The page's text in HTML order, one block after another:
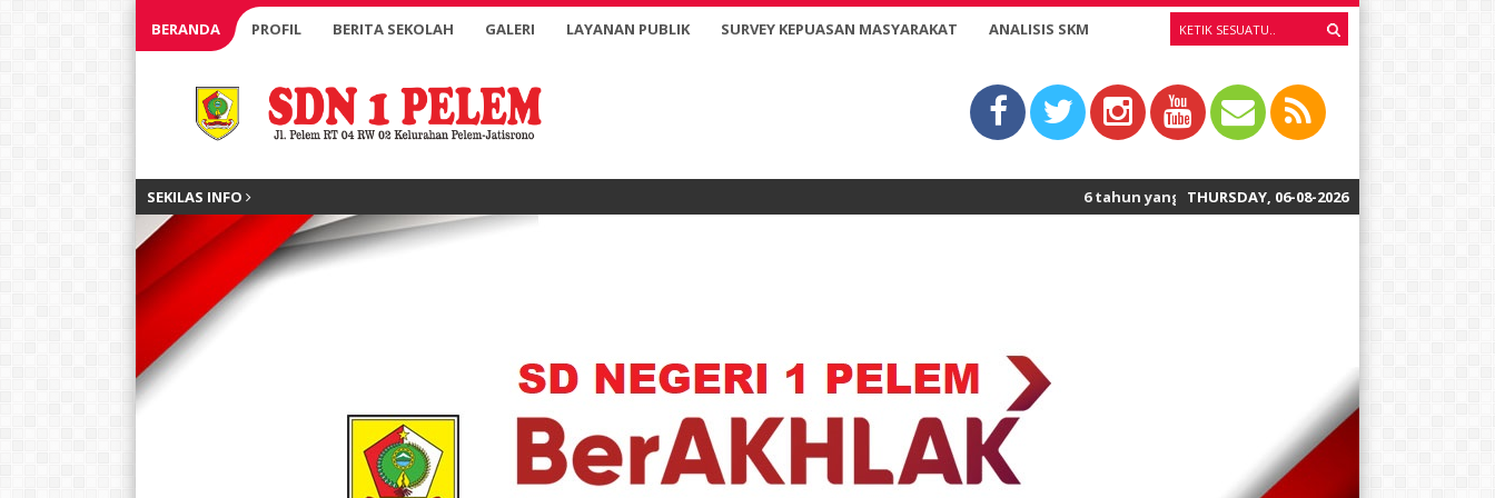
BERANDA PROFIL BERITA SEKOLAH GALERI LAYANAN PUBLIK SURVEY KEPUASAN MASYARAKAT ANALISIS SKM
SEKILAS INFO THURSDAY, 06-08-2026
6 tahun yang lalu/ Wilujeng Rawuh wonten Website SD Negeri 1 Pelem-